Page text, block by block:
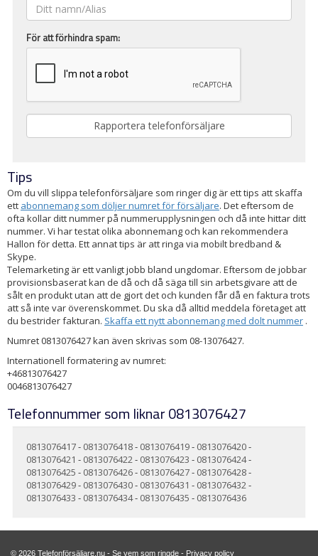
För att förhindra spam:
Tips
Om du vill slippa telefonförsäljare som ringer dig är ett tips att skaffa
ett abonnemang som döljer numret för försäljare. Det eftersom de
ofta kollar ditt nummer på nummerupplysningen och då inte hittar ditt
nummer. Vi har testat olika abonnemang och kan rekommendera
Hallon för detta. Ett annat tips är att ringa via mobilt bredband &
Skype.
Telemarketing är ett vanligt jobb bland ungdomar. Eftersom de jobbar
provisionsbaserat kan de då och då säga till sin arbetsgivare att de
sålt en produkt utan att de gjort det och kunden får då en faktura trots
att så inte var överenskommet. Du ska då alltid meddela företaget att
du bestrider fakturan. Skaffa ett nytt abonnemang med dolt nummer .
Numret 0813076427 kan även skrivas som 08-13076427.
Internationell formatering av numret:
+46813076427
0046813076427
Telefonnummer som liknar 0813076427
0813076417- 0813076418- 0813076419- 0813076420-
0813076421 - 0813076422- 0813076423 - 0813076424-
0813076425 - 0813076426- 0813076427- 0813076428-
0813076429- 0813076430- 0813076431 - 0813076432-
0813076433 - 0813076434- 0813076435 - 0813076436
© 2026 Telefonförsäljare.nu - Se vem som ringde - Privacy policy